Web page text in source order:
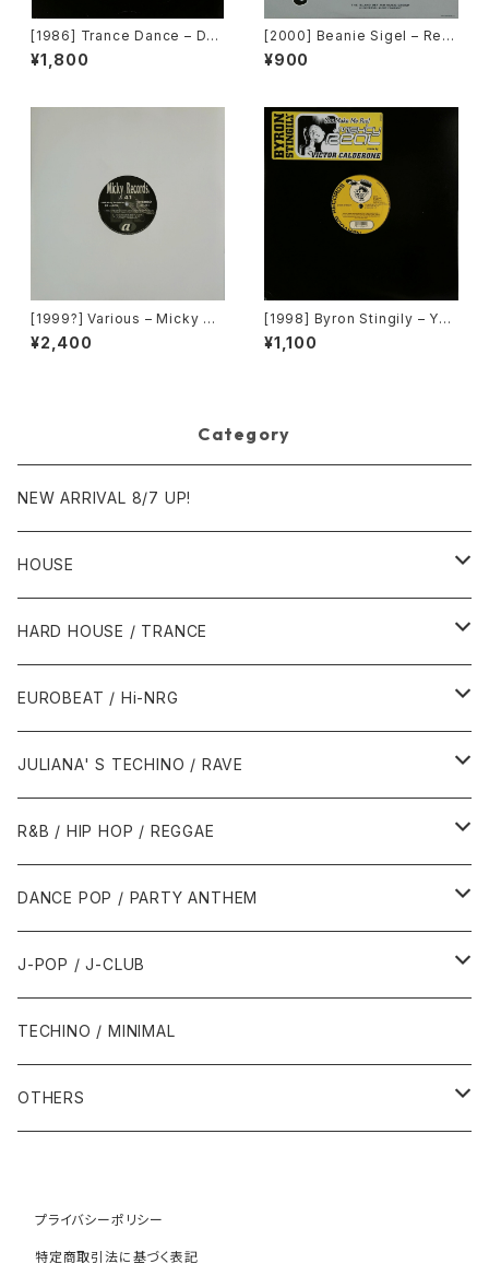
[1986] Trance Dance – Do
The Dance [Epic]
¥1,800
[2000] Beanie Sigel – Rem
ember Them Days / Raw &
Uncut [Roc-A-Fella Record
¥900
[1999?] Various – Micky Re
cords Vol.41 [Micky Recor
ds.][PROMO]
¥2,400
[1998] Byron Stingily – You
Make Me Feel (Mighty Rea
l) [Nervous Records]
¥1,100
Category
NEW ARRIVAL 8/7 UP!
HOUSE
1980年代
1987年・以前
1988年
1990年代
1990年
1991年
1995年
1996年
1998年
2000年代
2000年
2001年
2005年
2010年代
2010年
2011年
HARD HOUSE / TRANCE
1990年代
1994年・以前
1995年
1999年
2000年代
2000年
2001年
2005年
EUROBEAT / Hi-NRG
1980年代
1986年・以前
1987年
1990年代
1990年
1991年
2000年代
JULIANA' S TECHINO / RAVE
1990年代
1990年
1991年
2000年代
2000年
2001年
R&B / HIP HOP / REGGAE
1980年代
1985年・以前
1986年
1990年代
1990年
1991年
1993年
2000年代
2000年
2002年
DANCE POP / PARTY ANTHEM
1980年代
1988年・以前
1989年
1990年代
1990年
1992年
2000年代
2001年
J-POP / J-CLUB
1980年代
1990年代
1991年
2000年
TECHINO / MINIMAL
OTHERS
1985年・以前
1990年代
プライバシーポリシー
特定商取引法に基づく表記